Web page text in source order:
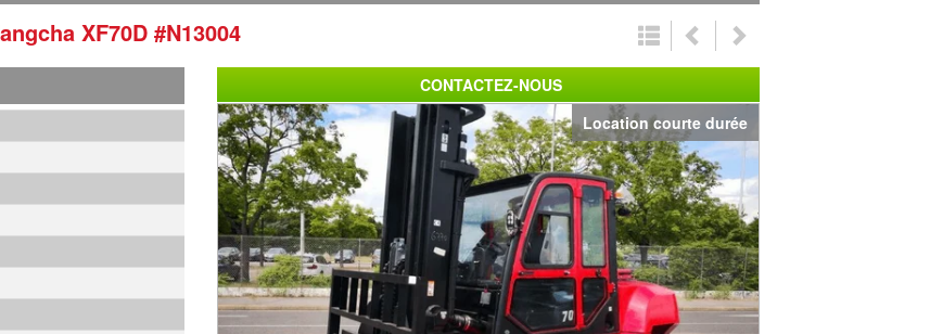
XF70D #N13004
Location courte durée
CONTACTEZ-NOUS